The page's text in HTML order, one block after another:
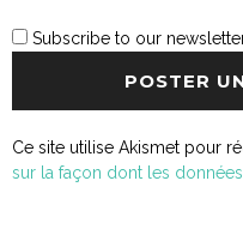
Subscribe to our
Ce site utilise Akismet pour
sur la façon dont les